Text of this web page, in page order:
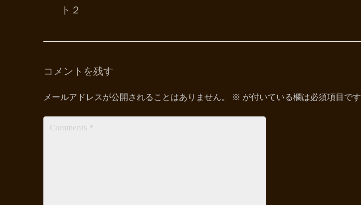
ト２
コメントを残す
メールアドレスが公開されることはありません。 ※ が付いている欄は必須項目です